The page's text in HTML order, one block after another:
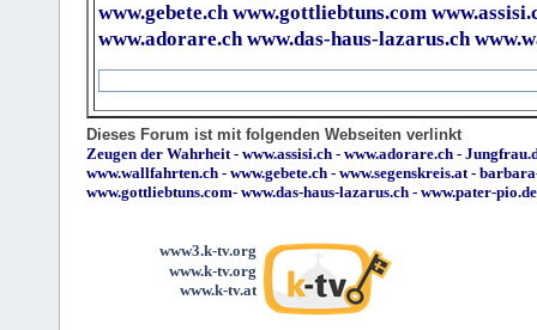
www.gebete.ch www.gottliebtuns.com
www.adorare.ch www.das-haus-lazarus.ch
Dieses Forum ist mit folgenden Webseiten verlinkt
Zeugen der Wahrheit- www.assisi.ch - www.adorare.ch -
www.wallfahrten.ch - www.gebete.ch - www.segenskreis.at-
www.gottliebtuns.com- www.das-haus-lazarus.ch - www.pater-pio.de
www3.k-tv.org
www.k-tv.org
www.k-tv.at